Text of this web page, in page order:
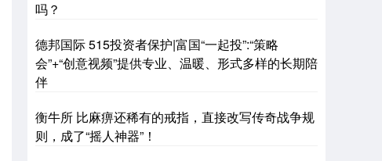
吗？
德邦国际 515投资者保护|富国“一起投”:“策略
会”+“创意视频”提供专业、温暖、形式多样的长期陪
伴
衡牛所 比麻痹还稀有的戒指，直接改写传奇战争规
则，成了“摇人神器”！